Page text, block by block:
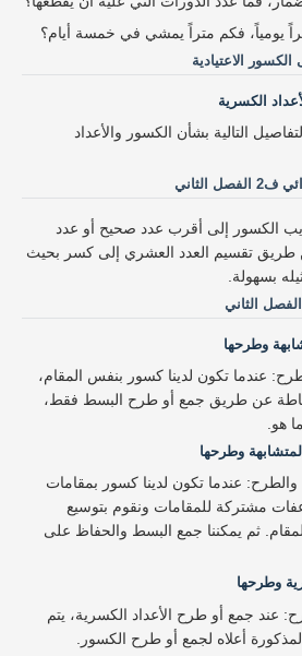
الكسرية
التالية بشأن الكسور والأعداد
الثاني
الكسور إلى أقرب عدد صحيح أو عدد
تقسيم العدد العشري إلى كسر بحيث
بسهولة.
الثاني
وطرحها
عندما تكون لدينا كسور بنفس المقام،
عن طريق جمع أو طرح البسط فقط،
هو.
وطرحها
عندما تكون لدينا كسور بمقامات
مشتركة للمقامات ونقوم بتوسيع
ثم يمكننا جمع البسط والحفاظ على
وطرحها
عند جمع أو طرح الأعداد الكسرية، يتم
أعلاه لجمع أو طرح الكسور.